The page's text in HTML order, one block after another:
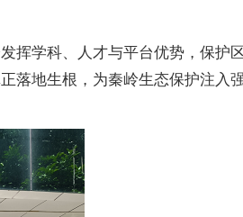
挥学科、人才与平台优势，保护
落地生根，为秦岭生态保护注入